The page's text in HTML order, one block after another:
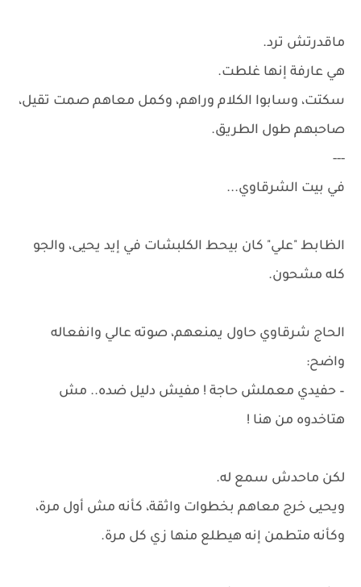
ماقدرتش ترد.
هي عارفة إنها غلطت.
سكتت، وسابوا الكلام وراهم، وكمل معاهم صمت تقيل،
صاحبهم طول الطريق.
---
في بيت الشرقاوي...
الظابط "علي" كان بيحط الكلبشات في إيد يحيى، والجو
كله مشحون.
الحاج شرقاوي حاول يمنعهم، صوته عالي وانفعاله
واضح:
– حفيدي معملش حاجة ! مفيش دليل ضده.. مش
هتاخدوه من هنا !
لكن ماحدش سمع له.
ويحيى خرج معاهم بخطوات واثقة، كأنه مش أول مرة،
وكأنه متطمن إنه هيطلع منها زي كل مرة.